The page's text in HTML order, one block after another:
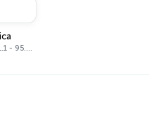
Ámsterdam 91.1 - 95.3 FM